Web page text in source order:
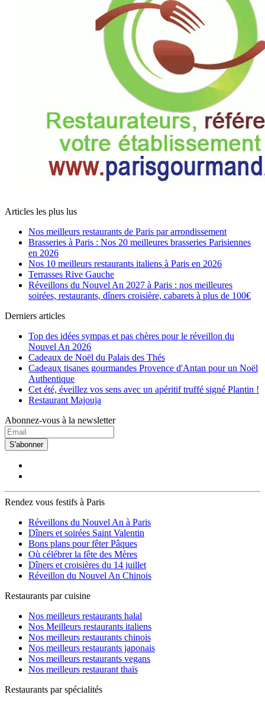
Articles les plus lus
Nos meilleurs restaurants de Paris par arrondissement
Brasseries à Paris : Nos 20 meilleures brasseries Parisiennes
en 2026
Nos 10 meilleurs restaurants italiens à Paris en 2026
Terrasses Rive Gauche
Réveillons du Nouvel An 2027 à Paris : nos meilleures
soirées, restaurants, dîners croisière, cabarets à plus de 100€
Derniers articles
Top des idées sympas et pas chères pour le réveillon du
Nouvel An 2026
Cadeaux de Noël du Palais des Thés
Cadeaux tisanes gourmandes Provence d'Antan pour un Noël
Authentique
Cet été, éveillez vos sens avec un apéritif truffé signé Plantin !
Restaurant Majouja
Abonnez-vous à la newsletter
S'abonner
Rendez vous festifs à Paris
Réveillons du Nouvel An à Paris
Dîners et soirées Saint Valentin
Bons plans pour fêter Pâques
Où célébrer la fête des Mères
Dîners et croisières du 14 juillet
Réveillon du Nouvel An Chinois
Restaurants par cuisine
Nos meilleurs restaurants halal
Nos Meilleurs restaurants italiens
Nos meilleurs restaurants chinois
Nos meilleurs restaurants japonais
Nos meilleurs restaurants vegans
Nos meilleurs restaurant thaïs
Restaurants par spécialités